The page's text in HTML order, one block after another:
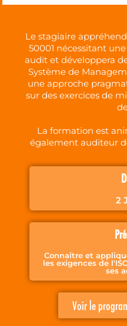
Le stagiaire
50001 nécessitant
audit et développera
Système de
une approche
sur des exercices de
La formation est
également auditeur
2
Connaître et
les exigences de
ses
Voir le